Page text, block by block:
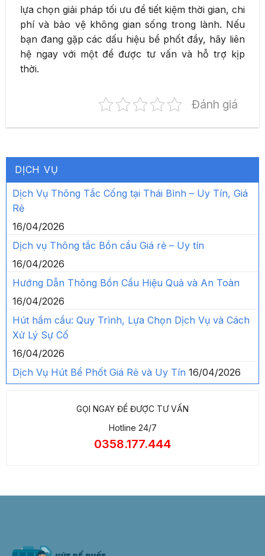
lựa chọn giải pháp tối ưu để tiết kiệm thời gian, chi
phí và bảo vệ không gian sống trong lành. Nếu
bạn đang gặp các dấu hiệu bể phốt đầy, hãy liên
hệ ngay với một để được tư vấn và hỗ trợ kịp
thời.
Đánh giá
DỊCH VỤ
Dịch Vụ Thông Tắc Cống tại Thái Bình – Uy Tín, Giá
Rẻ
16/04/2026
Dịch vụ Thông tắc Bồn cầu Giá rẻ – Uy tín
16/04/2026
Hướng Dẫn Thông Bồn Cầu Hiệu Quả và An Toàn
16/04/2026
Hút hầm cầu: Quy Trình, Lựa Chọn Dịch Vụ và Cách
Xử Lý Sự Cố
16/04/2026
Dịch Vụ Hút Bể Phốt Giá Rẻ và Uy Tín 16/04/2026
GỌI NGAY ĐỂ ĐƯỢC TƯ VẤN
Hotline 24/7
0358.177.444